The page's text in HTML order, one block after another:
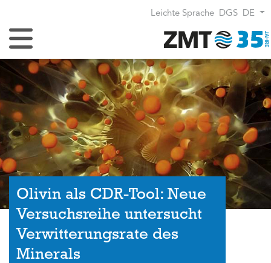
Leichte Sprache DGS DE
Navigation umschalten
Olivin als CDR-Tool: Neue
Versuchsreihe untersucht
Verwitterungsrate des
Minerals